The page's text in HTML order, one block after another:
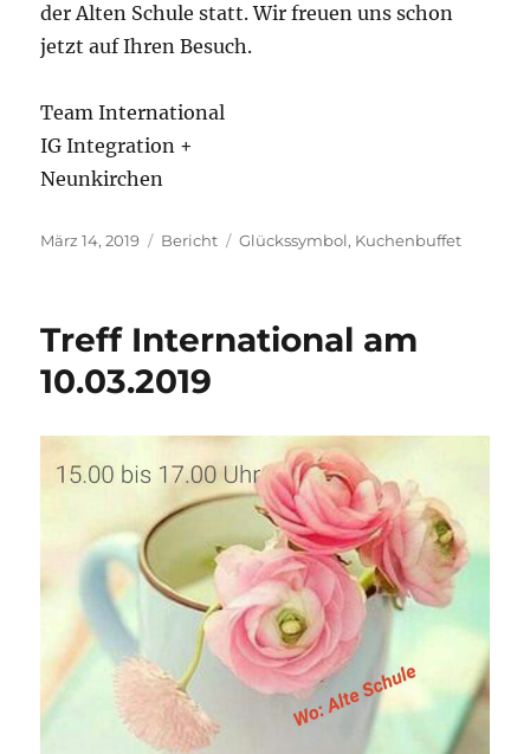
der Alten Schule statt. Wir freuen uns schon
jetzt auf Ihren Besuch.
Team International
IG Integration +
Neunkirchen
Veröffentlicht
März 14, 2019 Kategorien
Bericht Schlagwörter
Glückssymbol, Kuchenbuffet
Treff International am
10.03.2019